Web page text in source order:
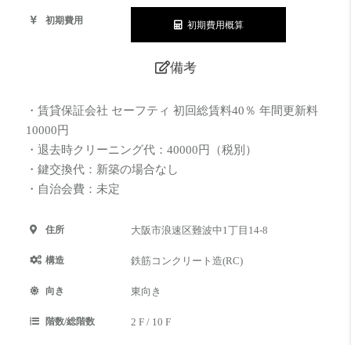
初期費用 初期費用概算
備考
・賃貸保証会社 セーフティ 初回総賃料40％ 年間更新料
10000円
・退去時クリーニング代：40000円（税別）
・鍵交換代：新築の場合なし
・自治会費：未定
住所 大阪市浪速区難波中1丁目14-8
構造 鉄筋コンクリート造(RC)
向き 東向き
階数/総階数 2 F / 10 F